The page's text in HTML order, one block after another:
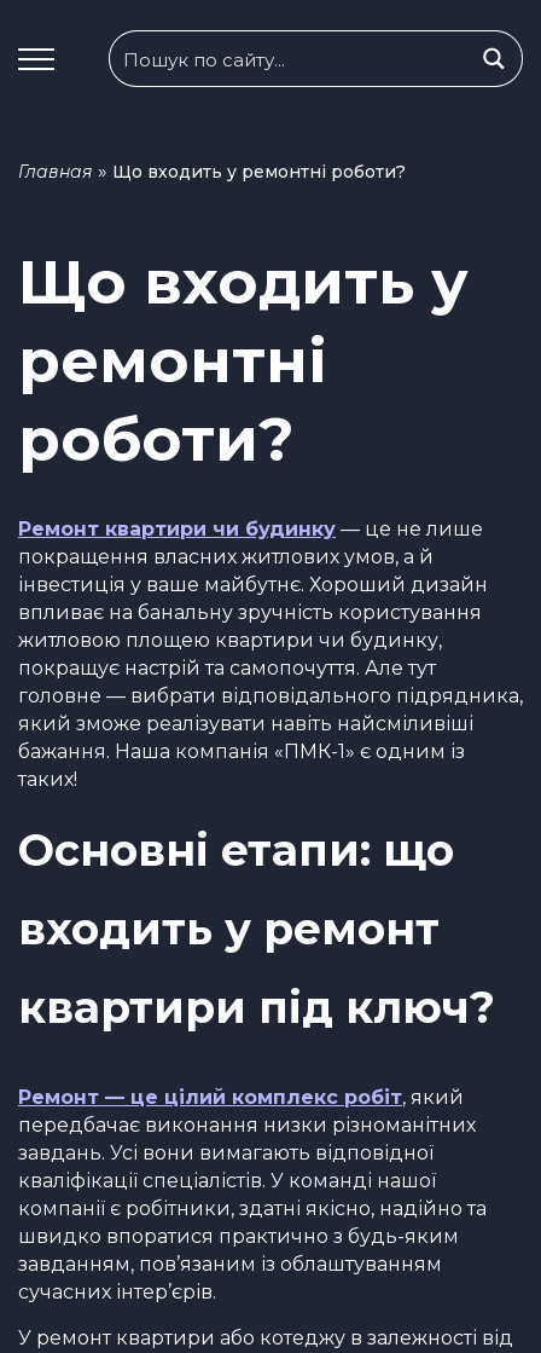
Главная » Що входить у ремонтні роботи?
Що входить у
ремонтні
роботи?
Ремонт квартири чи будинку — це не лише
покращення власних житлових умов, а й
інвестиція у ваше майбутнє. Хороший дизайн
впливає на банальну зручність користування
житловою площею квартири чи будинку,
покращує настрій та самопочуття. Але тут
головне — вибрати відповідального підрядника,
який зможе реалізувати навіть найсміливіші
бажання. Наша компанія «ПМК-1» є одним із
таких!
Основні етапи: що
входить у ремонт
квартири під ключ?
Ремонт — це цілий комплекс робіт, який
передбачає виконання низки різноманітних
завдань. Усі вони вимагають відповідної
кваліфікації спеціалістів. У команді нашої
компанії є робітники, здатні якісно, ​​надійно та
швидко впоратися практично з будь-яким
завданням, пов’язаним із облаштуванням
сучасних інтер’єрів.
У ремонт квартири або котеджу в залежності від